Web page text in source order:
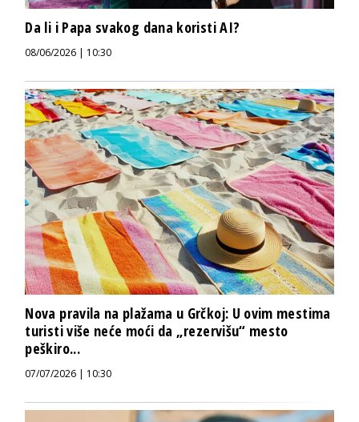
Da li i Papa svakog dana koristi AI?
08/06/2026 | 10:30
Nova pravila na plažama u Grčkoj: U ovim mestima
turisti više neće moći da „rezervišu“ mesto
peškiro...
07/07/2026 | 10:30